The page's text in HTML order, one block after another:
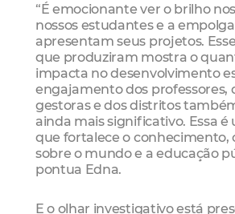
“É emocionante ver o brilho
nossos estudantes e a
apresentam seus projetos.
que produziram mostra o
impacta no desenvolvimento
engajamento dos professores,
gestoras e dos distritos
ainda mais significativo. Essa
que fortalece o conhecimento,
sobre o mundo e a educação
pontua Edna.
E o olhar investigativo está